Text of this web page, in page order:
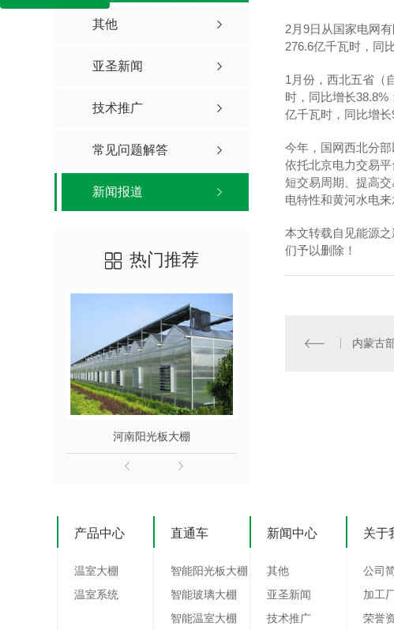
其他
亚圣新闻
技术推广
常见问题解答
新闻报道
热门推荐
河南阳光板大棚
2月9日从国家电网
276.6亿千瓦时，同
1月份，西北五省（
时，同比增长38.8%
亿千瓦时，同比增
今年，国网西北分
依托北京电力交易
短交易周期、提高
电特性和黄河水电
本文转载自见能源
们予以删除！
内蒙古
产品中心
温室大棚
温室系统
直通车
智能阳光板大棚
智能玻璃大棚
智能温室大棚
新闻中心
其他
亚圣新闻
技术推广
关于
公司
加工
荣誉